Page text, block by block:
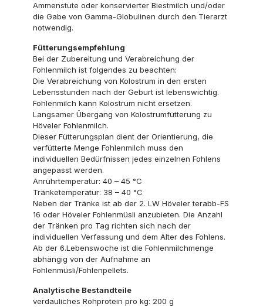
Ammenstute oder konservierter Biestmilch und/oder
die Gabe von Gamma-Globulinen durch den Tierarzt
notwendig.
Fütterungsempfehlung
Bei der Zubereitung und Verabreichung der
Fohlenmilch ist folgendes zu beachten:
Die Verabreichung von Kolostrum in den ersten
Lebensstunden nach der Geburt ist lebenswichtig.
Fohlenmilch kann Kolostrum nicht ersetzen.
Langsamer Übergang von Kolostrumfütterung zu
Höveler Fohlenmilch.
Dieser Fütterungsplan dient der Orientierung, die
verfütterte Menge Fohlenmilch muss den
individuellen Bedürfnissen jedes einzelnen Fohlens
angepasst werden.
Anrührtemperatur: 40 – 45 °C
Tränketemperatur: 38 – 40 °C
Neben der Tränke ist ab der 2. LW Höveler terabb-FS
16 oder Höveler Fohlenmüsli anzubieten. Die Anzahl
der Tränken pro Tag richten sich nach der
individuellen Verfassung und dem Alter des Fohlens.
Ab der 6.Lebenswoche ist die Fohlenmilchmenge
abhängig von der Aufnahme an
Fohlenmüsli/Fohlenpellets.
Analytische Bestandteile
verdauliches Rohprotein pro kg: 200 g